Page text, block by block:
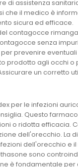
di assistenza
che il medico è
sicura ed efficace.
contagocce
senza
prevenire
prodotto agli occhi
un corretto
per le infezioni
Questo
o ridotta efficacia.
dell'orecchio. La
dell'orecchio e
sono
è fondamentale